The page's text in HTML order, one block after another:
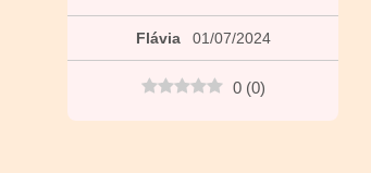
Flávia 01/07/2024
0 (0)